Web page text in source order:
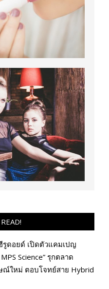
รูดอยด์ เปิดตัวแคมเปญ
Science” รุกตลาด
ณ์ใหม่ ตอบโจทย์สาย Hybrid